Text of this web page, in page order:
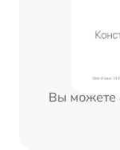
Вы можете